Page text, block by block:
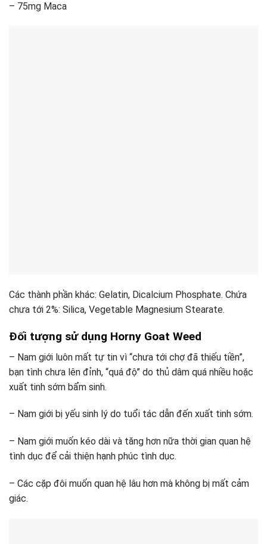
– 75mg Maca
Các thành phần khác: Gelatin, Dicalcium Phosphate. Chứa
chưa tới 2%: Silica, Vegetable Magnesium Stearate.
Đối tượng sử dụng Horny Goat Weed
– Nam giới luôn mất tự tin vì “chưa tới chợ đã thiếu tiền”,
bạn tình chưa lên đỉnh, “quá độ” do thủ dâm quá nhiều hoặc
xuất tinh sớm bẩm sinh.
– Nam giới bị yếu sinh lý do tuổi tác dẫn đến xuất tinh sớm.
– Nam giới muốn kéo dài và tăng hơn nữa thời gian quan hệ
tình dục để cải thiện hạnh phúc tình dục.
– Các cặp đôi muốn quan hệ lâu hơn mà không bị mất cảm
giác.